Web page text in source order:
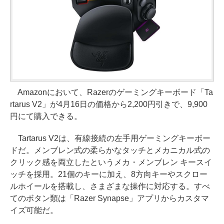
Amazonにおいて、Razerのゲーミングキーボード「Ta
rtarus V2」が4月16日の価格から2,200円引きで、9,900
円にて購入できる。
Tartarus V2は、有線接続の左手用ゲーミングキーボー
ドだ。メンブレン式の柔らかなタッチとメカニカル式の
クリック感を両立したというメカ・メンブレン キースイ
ッチを採用。21個のキーに加え、8方向キーやスクロー
ルホイールを搭載し、さまざまな操作に対応する。すべ
てのボタン類は「Razer Synapse」アプリからカスタマ
イズ可能だ。